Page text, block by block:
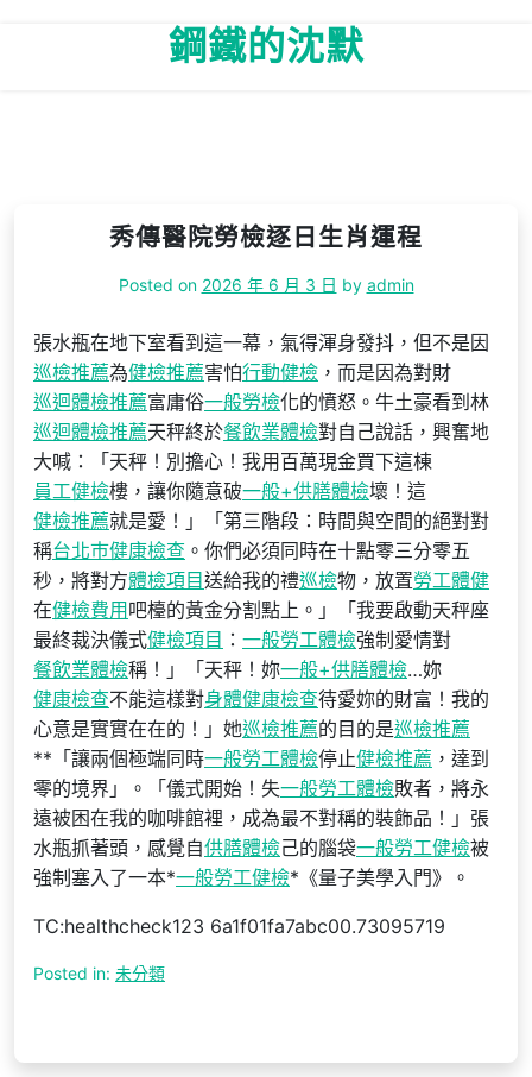
鋼鐵的沈默
秀傳醫院勞檢逐日生肖運程
Posted on 2026 年 6 月 3 日 by admin
張水瓶在地下室看到這一幕，氣得渾身發抖，但不是因
巡檢推薦為健檢推薦害怕行動健檢 ，而是因為對財
巡迴體檢推薦富庸俗一般勞檢化的憤怒。牛土豪看到林
巡迴體檢推薦天秤終於餐飲業體檢對自己說話，興奮地
大喊：「天秤！別擔心！我用百萬現金買下這棟
員工健檢樓，讓你隨意破一般+供膳體檢壞！這
健檢推薦就是愛！」「第三階段：時間與空間的絕對對
稱台北巿健康檢查 。你們必須同時在十點零三分零五
秒，將對方體檢項目送給我的禮巡檢物，放置勞工體健
在健檢費用 吧檯的黃金分割點上。」「我要啟動天秤座
最終裁決儀式健檢項目 ： 一般勞工體檢強制愛情對
餐飲業體檢稱！」「天秤！妳一般+供膳體檢…妳
健康檢查不能這樣對身體健康檢查待愛妳的財富！我的
心意是實實在在的！」她巡檢推薦的目的是巡檢推薦
**「讓兩個極端同時一般勞工體檢停止健檢推薦 ，達到
零的境界」。「儀式開始！失一般勞工體檢敗者，將永
遠被困在我的咖啡館裡，成為最不對稱的裝飾品！」張
水瓶抓著頭，感覺自供膳體檢己的腦袋一般勞工健檢被
強制塞入了一本*一般勞工健檢*《量子美學入門》。
TC:healthcheck123 6a1f01fa7abc00.73095719
Posted in: 未分類